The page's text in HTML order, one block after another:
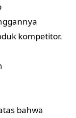
kompetitor.
bahwa